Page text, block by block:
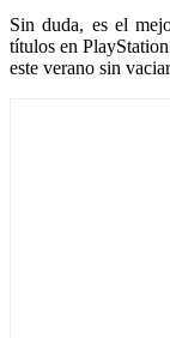
Sin duda, es el
títulos en
este verano sin